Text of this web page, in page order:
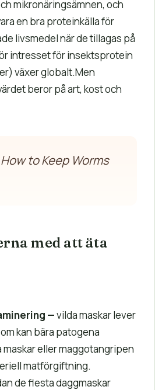
mikronäringsämnen, och
en bra proteinkälla för
livsmedel när de tillagas på
intresset för insektsprotein
växer globalt.Men
beror på art, kost och
How to Keep Worms
med att äta
—vilda maskar lever
kan bära patogena
maskar eller maggotangripen
matförgiftning.
de flesta daggmaskar